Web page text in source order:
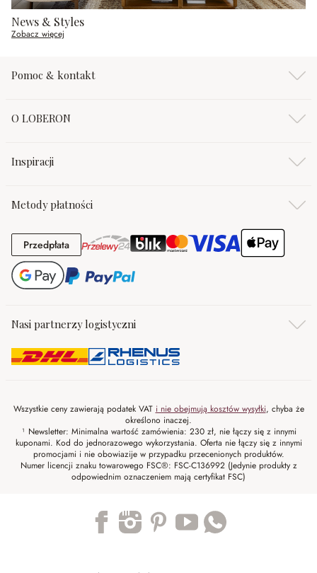
News & Styles
Zobacz więcej
Pomoc & kontakt
O LOBERON
Inspiracji
Metody płatności
PrzedpłataPrzedpłata
Nasi partnerzy logistyczni
Wszystkie ceny zawierają podatek VAT i nie obejmują kosztów wysyłki, chyba że
określono inaczej.
¹ Newsletter: Minimalna wartość zamówienia: 230 zł, nie łączy się z innymi
kuponami. Kod do jednorazowego wykorzystania. Oferta nie łączy się z innymi
promocjami i nie obowiazije w przypadku przecenionych produktów.
Numer licencji znaku towarowego FSC®: FSC-C136992 (Jedynie produkty z
odpowiednim oznaczeniem mają certyfikat FSC)